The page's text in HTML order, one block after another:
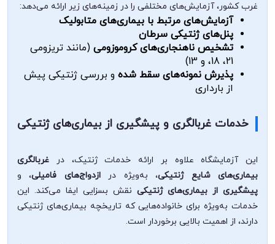
غرب کشور، آزمایش‌های مختلفی را در زمینه‌های زیر ارائه می‌دهد:
آزمایش‌های مرتبط با بیماری‌های متابولیک
پنل‌های ژنتیکی سرطان
تشخیص ناهنجاری‌های کروموزومی (مانند تریزومی
21، 18، و 13)
پذیرش نمونه‌های سقط شده و بررسی ژنتیکی پیش
از بارداری
خدمات غربالگری و پیشگیری از بیماری‌های ژنتیکی
این آزمایشگاه علاوه بر ارائه خدمات ژنتیک، در غربالگری
بیماری‌های شایع ژنتیکی، به‌ویژه درازدواج‌های فامیلی، و
پیشگیری از بیماری‌های ژنتیکی نقش بسزایی ایفا می‌کند. این
خدمات به‌ویژه برای خانواده‌هایی که تاریخچه بیماری‌های ژنتیکی
دارند، از اهمیت بالایی برخوردار است.